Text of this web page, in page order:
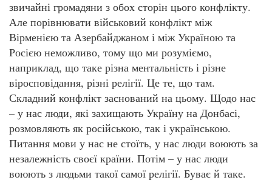
звичайні громадяни з обох сторін цього конфлікту.
Але порівнювати військовий конфлікт між
Вірменією та Азербайджаном і між Україною та
Росією неможливо, тому що ми розуміємо,
наприклад, що таке різна ментальність і різне
віросповідання, різні релігії. Це те, що там.
Складний конфлікт заснований на цьому. Щодо нас
– у нас люди, які захищають Україну на Донбасі,
розмовляють як російською, так і українською.
Питання мови у нас не стоїть, у нас люди воюють за
незалежність своєї країни. Потім – у нас люди
воюють з людьми такої самої релігії. Буває й таке.